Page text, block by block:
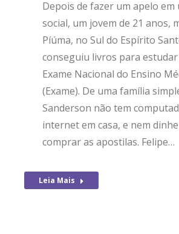
Depois de fazer um apelo em
social, um jovem de 21 anos,
Píúma, no Sul do Espírito
conseguiu livros para
Exame Nacional do Ensino
(Exame). De uma família
Sanderson não tem
internet em casa, e nem
comprar as apostilas. Felipe…
Leia Mais